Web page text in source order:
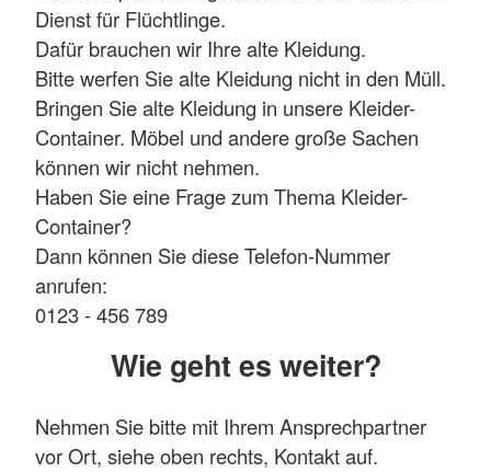
Dienst für Flüchtlinge.
Dafür brauchen wir Ihre alte Kleidung.
Bitte werfen Sie alte Kleidung nicht in den Müll.
Bringen Sie alte Kleidung in unsere Kleider-
Container. Möbel und andere große Sachen
können wir nicht nehmen.
Haben Sie eine Frage zum Thema Kleider-
Container?
Dann können Sie diese Telefon-Nummer
anrufen:
0123 - 456 789
Wie geht es weiter?
Nehmen Sie bitte mit Ihrem Ansprechpartner
vor Ort, siehe oben rechts, Kontakt auf.